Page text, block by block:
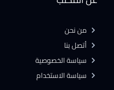
من نحن
أتصل بنا
سياسة الخصوصية
سياسة الاستخدام